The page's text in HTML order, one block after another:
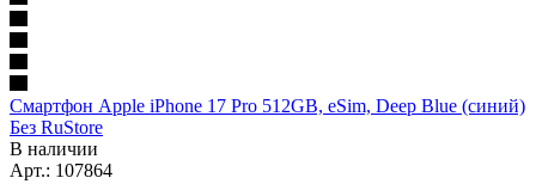
Смартфон Apple iPhone 17 Pro 512GB, eSim, Deep Blue (синий)
Без RuStore
В наличии
Арт.: 107864